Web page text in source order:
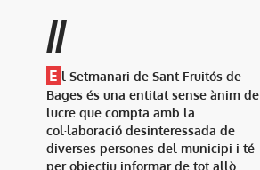
//
E l Setmanari de Sant Fruitós de
Bages és una entitat sense ànim de
lucre que compta amb la
col·laboració desinteressada de
diverses persones del municipi i té
per objectiu informar de tot allò